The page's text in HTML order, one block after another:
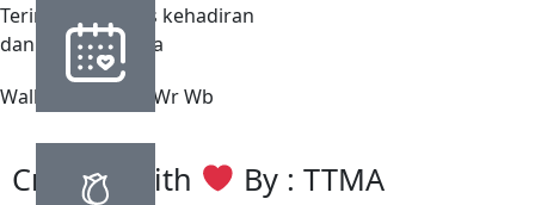
Terima kasih atas kehadiran
dan doa restu nya
Wallaikumsalam Wr Wb
Created with By : TTMA